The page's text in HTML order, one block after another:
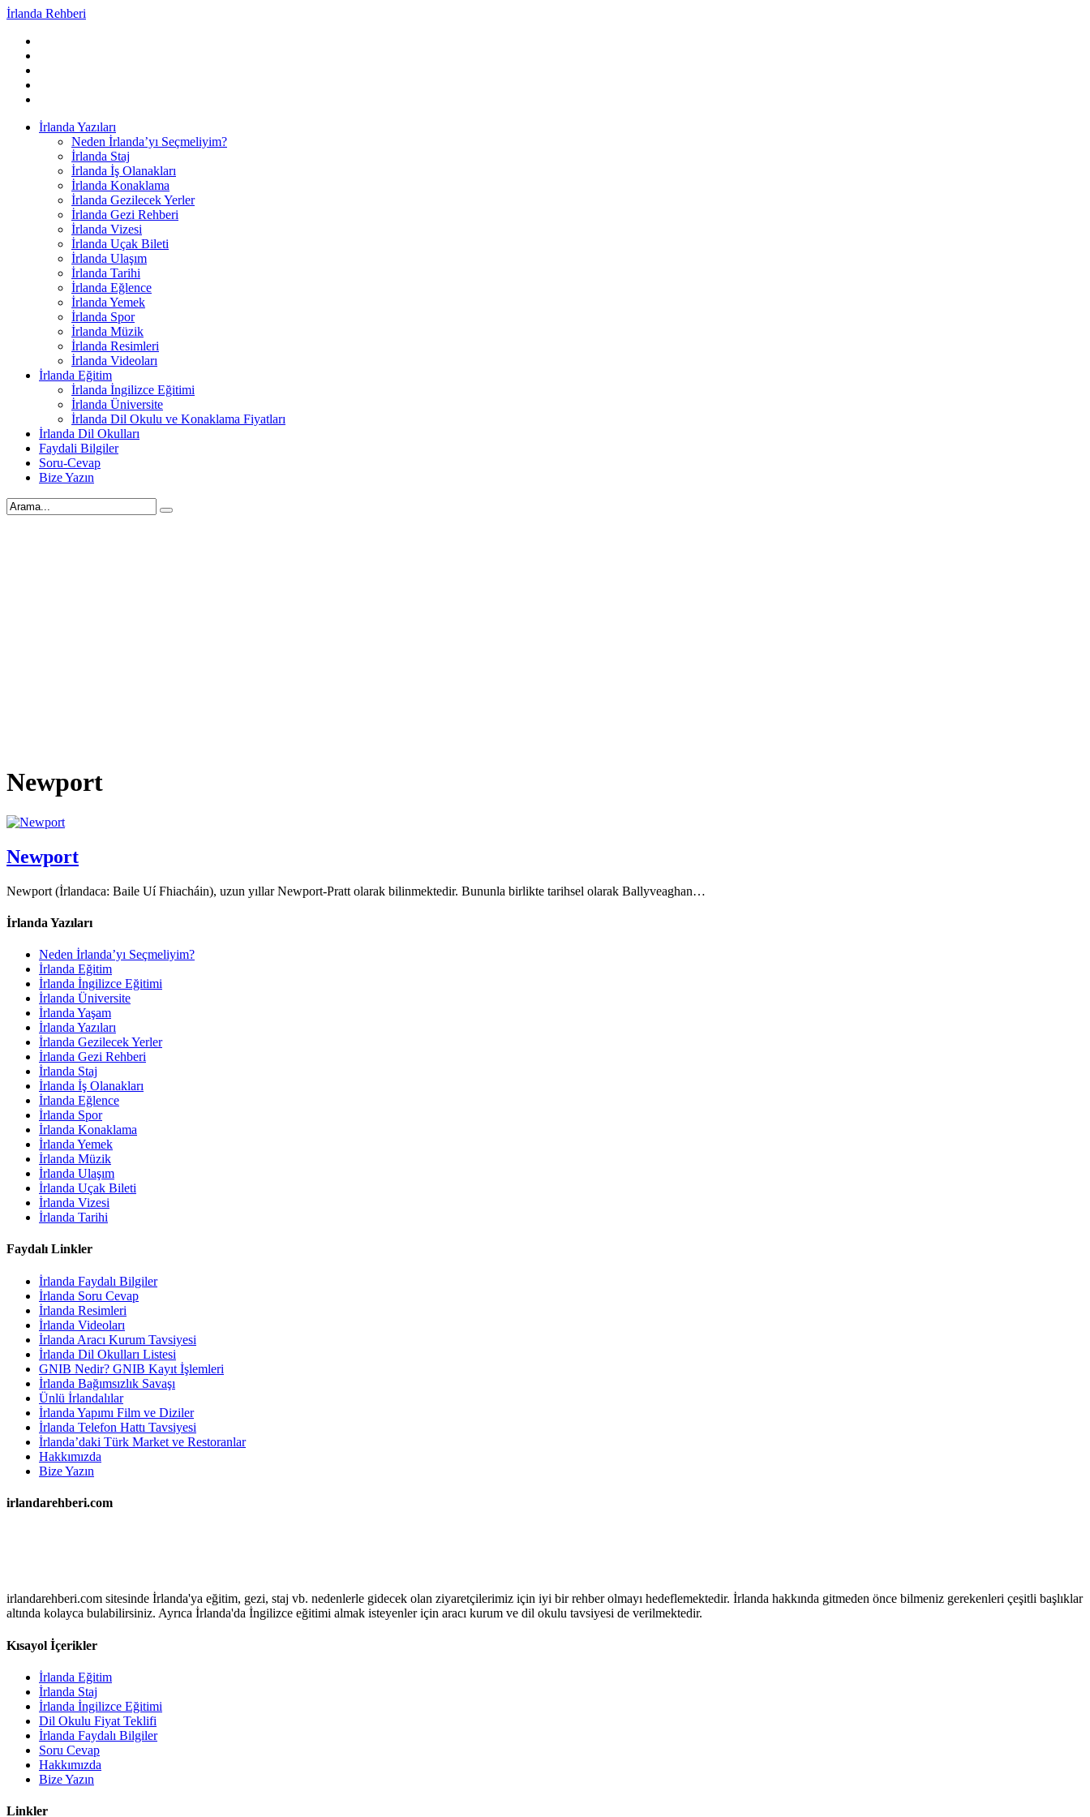
İrlanda Rehberi
İrlanda Yazıları
Neden İrlanda’yı Seçmeliyim?
İrlanda Staj
İrlanda İş Olanakları
İrlanda Konaklama
İrlanda Gezilecek Yerler
İrlanda Gezi Rehberi
İrlanda Vizesi
İrlanda Uçak Bileti
İrlanda Ulaşım
İrlanda Tarihi
İrlanda Eğlence
İrlanda Yemek
İrlanda Spor
İrlanda Müzik
İrlanda Resimleri
İrlanda Videoları
İrlanda Eğitim
İrlanda İngilizce Eğitimi
İrlanda Üniversite
İrlanda Dil Okulu ve Konaklama Fiyatları
İrlanda Dil Okulları
Faydali Bilgiler
Soru-Cevap
Bize Yazın
Newport
Newport
Newport (İrlandaca: Baile Uí Fhiacháin), uzun yıllar Newport-Pratt olarak bilinmektedir. Bununla birlikte tarihsel olarak Ballyveaghan…
İrlanda Yazıları
Neden İrlanda’yı Seçmeliyim?
İrlanda Eğitim
İrlanda İngilizce Eğitimi
İrlanda Üniversite
İrlanda Yaşam
İrlanda Yazıları
İrlanda Gezilecek Yerler
İrlanda Gezi Rehberi
İrlanda Staj
İrlanda İş Olanakları
İrlanda Eğlence
İrlanda Spor
İrlanda Konaklama
İrlanda Yemek
İrlanda Müzik
İrlanda Ulaşım
İrlanda Uçak Bileti
İrlanda Vizesi
İrlanda Tarihi
Faydalı Linkler
İrlanda Faydalı Bilgiler
İrlanda Soru Cevap
İrlanda Resimleri
İrlanda Videoları
İrlanda Aracı Kurum Tavsiyesi
İrlanda Dil Okulları Listesi
GNIB Nedir? GNIB Kayıt İşlemleri
İrlanda Bağımsızlık Savaşı
Ünlü İrlandalılar
İrlanda Yapımı Film ve Diziler
İrlanda Telefon Hattı Tavsiyesi
İrlanda’daki Türk Market ve Restoranlar
Hakkımızda
Bize Yazın
irlandarehberi.com
irlandarehberi.com sitesinde İrlanda'ya eğitim, gezi, staj vb. nedenlerle gidecek olan ziyaretçilerimiz için iyi bir rehber olmayı hedeflemektedir. İrlanda hakkında gitmeden önce bilmeniz gerekenleri çeşitli başlıklar
altında kolayca bulabilirsiniz. Ayrıca İrlanda'da İngilizce eğitimi almak isteyenler için aracı kurum ve dil okulu tavsiyesi de verilmektedir.
Kısayol İçerikler
İrlanda Eğitim
İrlanda Staj
İrlanda İngilizce Eğitimi
Dil Okulu Fiyat Teklifi
İrlanda Faydalı Bilgiler
Soru Cevap
Hakkımızda
Bize Yazın
Linkler